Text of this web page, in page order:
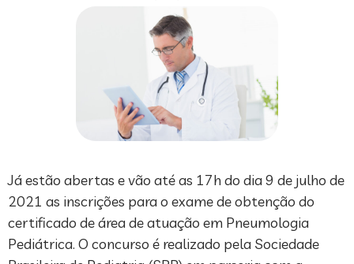
Já estão abertas e vão até as 17h do dia 9 de julho de
2021 as inscrições para o exame de obtenção do
certificado de área de atuação em Pneumologia
Pediátrica. O concurso é realizado pela Sociedade